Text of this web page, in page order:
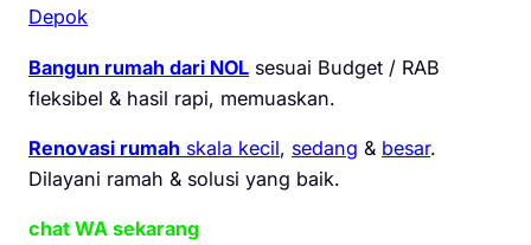
Depok
Bangun rumah dari NOL sesuai Budget / RAB
fleksibel & hasil rapi, memuaskan.
Renovasi rumah skala kecil, sedang & besar.
Dilayani ramah & solusi yang baik.
chat WA sekarang